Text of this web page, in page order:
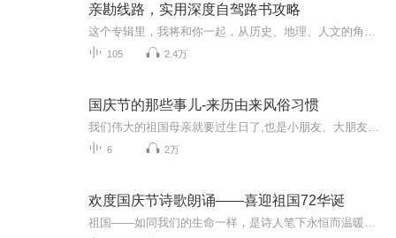
亲勘线路，实用深度自驾路书攻略
105 2.4万
国庆节的那些事儿-来历由来风俗习惯
6 2万
欢度国庆节诗歌朗诵——喜迎祖国72华诞